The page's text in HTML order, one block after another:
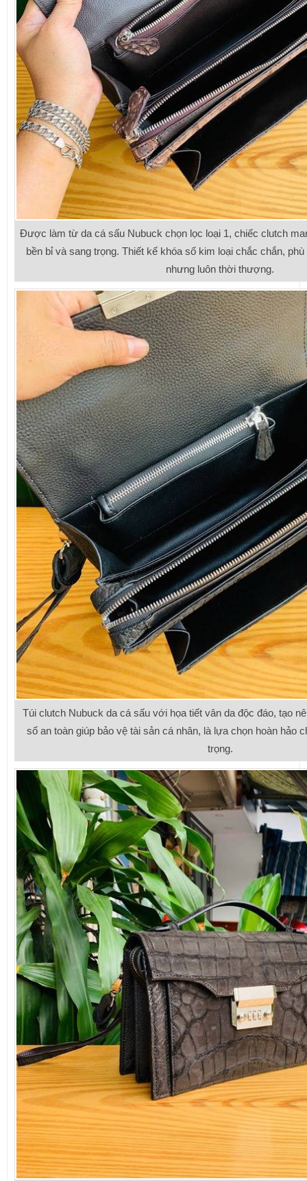
Được làm từ da cá sấu Nubuck chọn lọc loại 1, chiếc clutch
bền bỉ và sang trọng. Thiết kế khóa số kim loại chắc chắn,
nhưng luôn thời thượng.
Túi clutch Nubuck da cá sấu với họa tiết vân da độc đáo, tạo
số an toàn giúp bảo vệ tài sản cá nhân, là lựa chọn hoàn hảo
trọng.